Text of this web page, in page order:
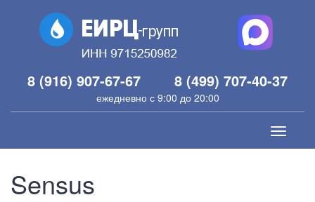
8 (916) 907-67-67 8 (499) 707-40-37
ежедневно с 9:00 до 20:00
Toggle
Sensus